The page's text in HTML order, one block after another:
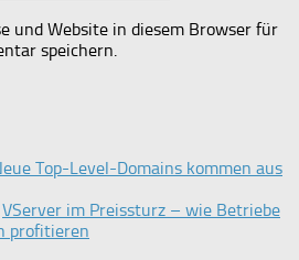
und Website in diesem Browser für
speichern.
Top-Level-Domains kommen aus
VServer im Preissturz – wie Betriebe
profitieren